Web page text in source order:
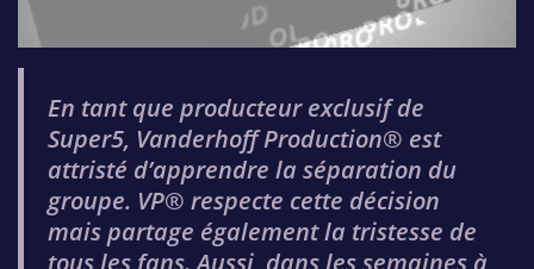
En tant que producteur exclusif de
Super5, Vanderhoff Production® est
attristé d’apprendre la séparation du
groupe. VP® respecte cette décision
mais partage également la tristesse de
tous les fans. Aussi, dans les semaines à